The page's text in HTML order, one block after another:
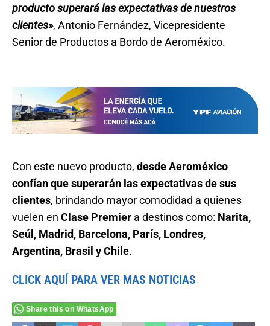
producto superará las expectativas de nuestros
clientes», Antonio Fernández, Vicepresidente
Senior de Productos a Bordo de Aeroméxico.
Con este nuevo producto, desde Aeroméxico
confían que superarán las expectativas de sus
clientes, brindando mayor comodidad a quienes
vuelen en Clase Premier a destinos como: Narita,
Seúl, Madrid, Barcelona, París, Londres,
Argentina, Brasil y Chile.
CLICK AQUÍ PARA VER MAS NOTICIAS
Share this on WhatsApp